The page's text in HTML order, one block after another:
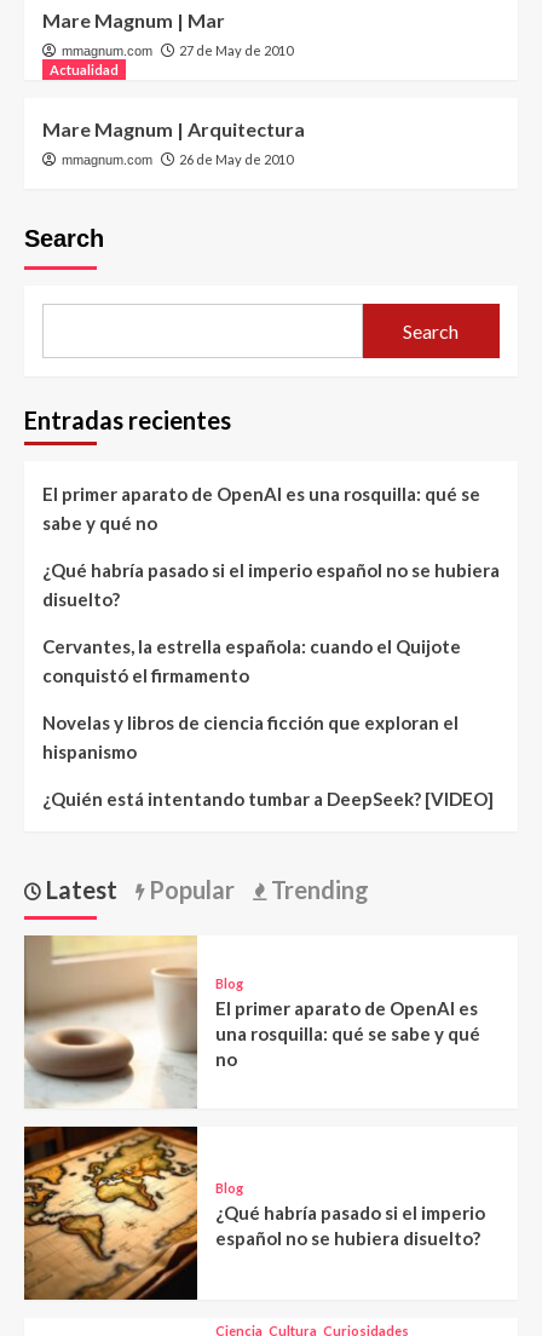
Mare Magnum | Mar
mmagnum.com
27 de May de 2010
Actualidad
Mare Magnum | Arquitectura
mmagnum.com 26 de May de 2010
Search
Search
Entradas recientes
El primer aparato de OpenAI es una rosquilla: qué se
sabe y qué no
¿Qué habría pasado si el imperio español no se hubiera
disuelto?
Cervantes, la estrella española: cuando el Quijote
conquistó el firmamento
Novelas y libros de ciencia ficción que exploran el
hispanismo
¿Quién está intentando tumbar a DeepSeek? [VIDEO]
Latest Popular Trending
Blog
El primer aparato de OpenAI es
una rosquilla: qué se sabe y qué
no
Blog
¿Qué habría pasado si el imperio
español no se hubiera disuelto?
Ciencia Cultura Curiosidades